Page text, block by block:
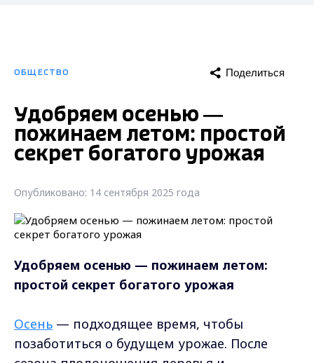
ОБЩЕСТВО Поделиться
Удобряем осенью —
пожинаем летом: простой
секрет богатого урожая
Опубликовано: 14 сентября 2025 года
Удобряем осенью — пожинаем летом:
простой секрет богатого урожая
Осень — подходящее время, чтобы
позаботиться о будущем урожае. После